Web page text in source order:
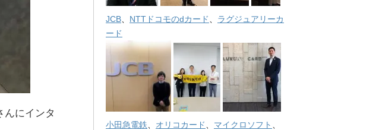
んにインタ
JCB NTTドコモのdカード
ラグジュアリーカ
ード
小田急電鉄 オリコカード マイクロソフト